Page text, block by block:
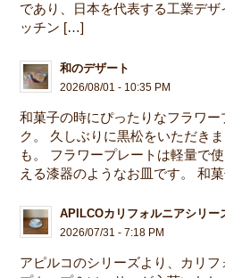
であり、日本を代表する工業デ
ッチン […]
和のデザート
2026/08/01 - 10:35 PM
和菓子の時にぴったりなフラワ
ク。 久しぶりに黒松をいただき
も。 フラワープレートは軽量で
える漆器のようなお皿です。 和
APILCOカリフォルニアシリー
2026/07/31 - 7:18 PM
アピルコのシリーズより、カリ